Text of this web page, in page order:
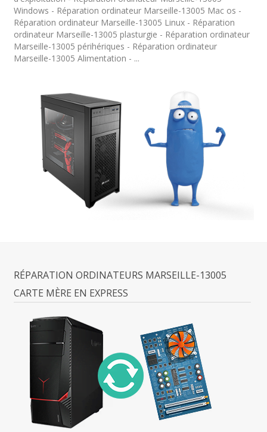
Windows - Réparation ordinateur Marseille-13005 Mac os -
Réparation ordinateur Marseille-13005 Linux - Réparation
ordinateur Marseille-13005 plasturgie - Réparation ordinateur
Marseille-13005 périhériques - Réparation ordinateur
Marseille-13005 Alimentation - ...
RÉPARATION ORDINATEURS MARSEILLE-13005
CARTE MÈRE EN EXPRESS